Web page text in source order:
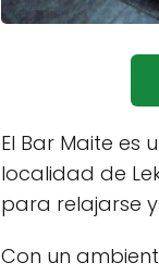
El Bar Maite
localidad de
para relajarse
Con un